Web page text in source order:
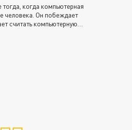
когда компьютерная
человека. Он побеждает
считать компьютерную